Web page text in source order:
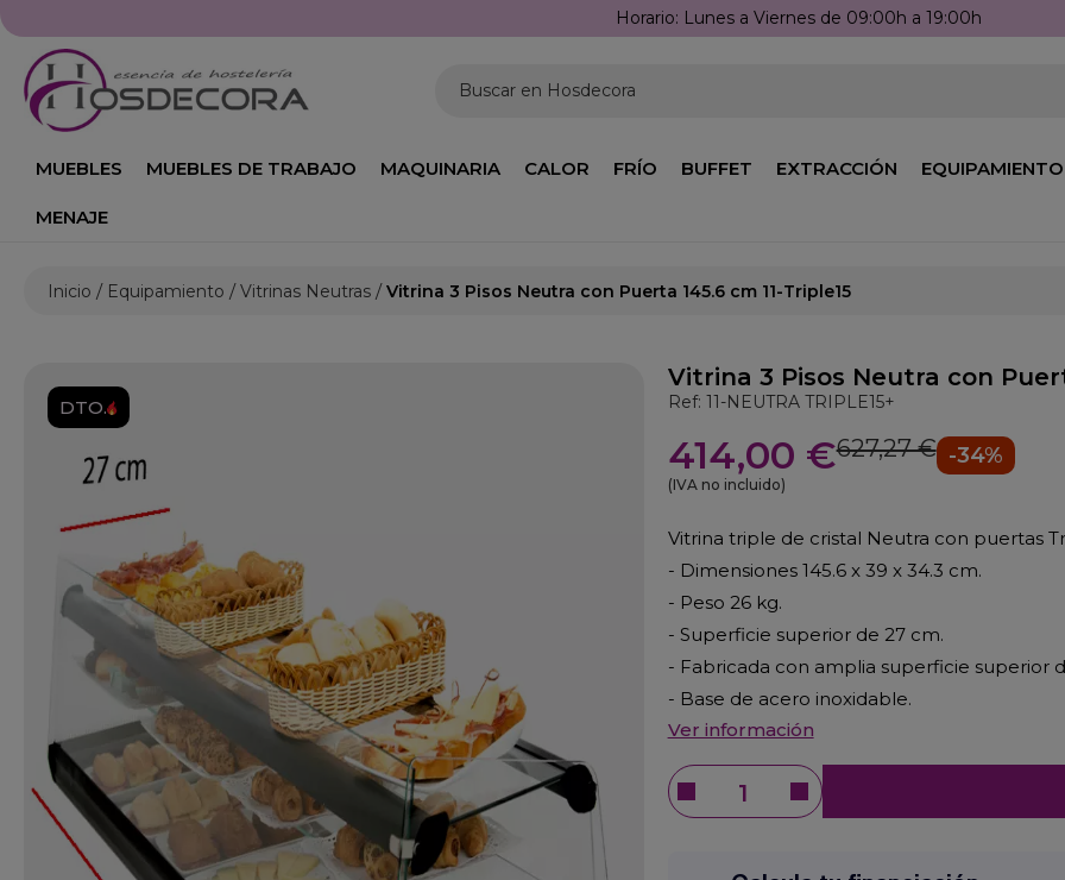
Horario: Lunes a Viernes de 09:00h a 19:00h
Buscar en Hosdecora
MUEBLES MUEBLES DE TRABAJO MAQUINARIA CALOR FRÍO BUFFET EXTRACCIÓN EQUIPAMIENTO
MENAJE
Inicio Equipamiento Vitrinas Neutras Vitrina 3 Pisos Neutra con Puerta 145.6 cm 11-Triple15
DTO.
Vitrina 3 Pisos Neutra con
Ref: 11-NEUTRA TRIPLE15+
414,00 €627,27 € -34%
(IVA no incluido)
Vitrina triple de cristal Neutra con puertas
- Dimensiones 145.6 x 39 x 34.3 cm.
- Peso 26 kg.
- Superficie superior de 27 cm.
- Fabricada con amplia superficie superior
- Base de acero inoxidable.
Ver información